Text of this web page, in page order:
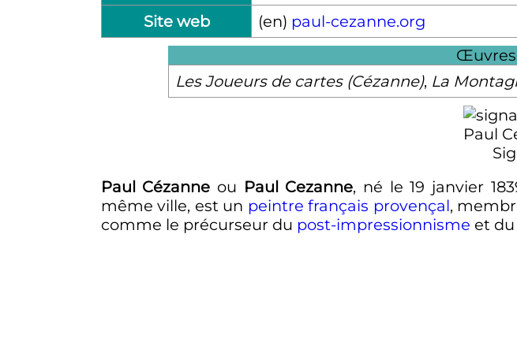
Site web (en) paul-cezanne.org
Œuvres
Les Joueurs de cartes (Cézanne), La
Paul Cézanne ou Paul Cezanne, né le19 janvier
même ville, est un peintre français provençal,
comme le précurseur du post-impressionnisme et du